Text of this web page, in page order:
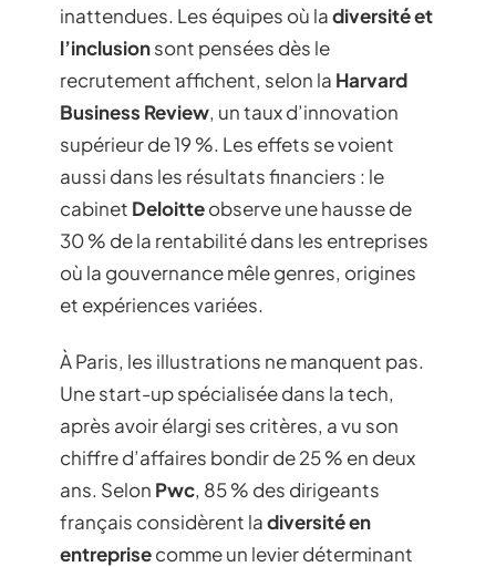
inattendues. Les équipes où ladiversité et
l’inclusionsont pensées dès le
recrutement affichent, selon la Harvard
Business Review, un taux d’innovation
supérieur de 19 %. Les effets se voient
aussi dans les résultats financiers : le
cabinet Deloitteobserve une hausse de
30 % de la rentabilité dans les entreprises
où la gouvernance mêle genres, origines
et expériences variées.
À Paris, les illustrations ne manquent pas.
Une start-up spécialisée dans la tech,
après avoir élargi ses critères, a vu son
chiffre d’affaires bondir de 25 % en deux
ans. Selon Pwc, 85 % des dirigeants
français considèrent ladiversité en
entreprisecomme un levier déterminant